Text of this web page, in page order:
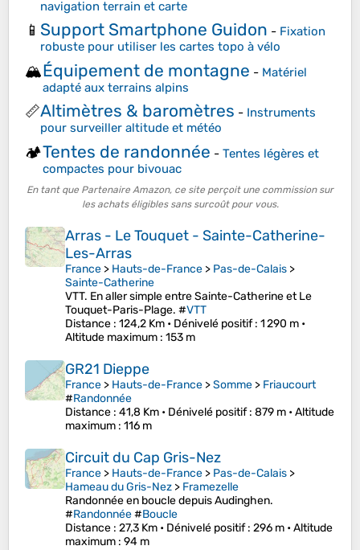
navigation terrain et carte
📱 Support Smartphone Guidon - Fixation
robuste pour utiliser les cartes topo à vélo
🏔️Équipement de montagne - Matériel
adapté aux terrains alpins
📏Altimètres & baromètres - Instruments
pour surveiller altitude et météo
🏕️Tentes de randonnée - Tentes légères et
compactes pour bivouac
En tant que Partenaire Amazon, ce site perçoit une commission sur
les achats éligibles sans surcoût pour vous.
Arras - Le Touquet - Sainte-Catherine-
Les-Arras
France > Hauts-de-France > Pas-de-Calais >
Sainte-Catherine
VTT. En aller simple entre Sainte-Catherine et Le
Touquet-Paris-Plage. #VTT
Distance : 124,2 Km • Dénivelé positif: 1 290 m •
Altitude maximum : 153 m
GR21 Dieppe
France > Hauts-de-France >Somme > Friaucourt
#Randonnée
Distance : 41,8 Km • Dénivelé positif: 879 m •Altitude
maximum : 116 m
Circuit du Cap Gris-Nez
France > Hauts-de-France > Pas-de-Calais >
Hameau du Gris-Nez > Framezelle
Randonnée en boucle depuis Audinghen.
#Randonnée#Boucle
Distance : 27,3 Km • Dénivelé positif: 296 m •Altitude
maximum : 94 m